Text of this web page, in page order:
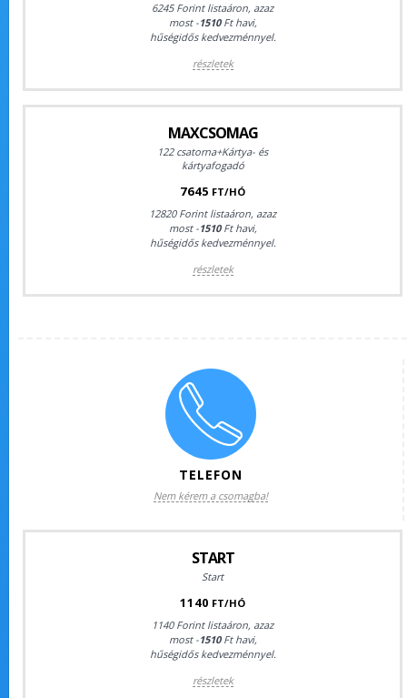
6245 Forint listaáron, azaz
most -1510Ft havi,
hűségidős kedvezménnyel.
részletek
MAXCSOMAG
122 csatorna+Kártya- és
kártyafogadó
7645 FT/HÓ
12820 Forint listaáron, azaz
most -1510Ft havi,
hűségidős kedvezménnyel.
részletek
TELEFON
Nem kérem a csomagba!
START
Start
1140 FT/HÓ
1140 Forint listaáron, azaz
most -1510Ft havi,
hűségidős kedvezménnyel.
részletek